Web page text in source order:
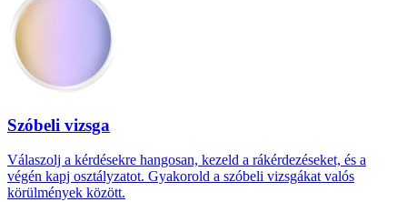
Szóbeli vizsga
Válaszolj a kérdésekre hangosan, kezeld a rákérdezéseket, és a
végén kapj osztályzatot. Gyakorold a szóbeli vizsgákat valós
körülmények között.